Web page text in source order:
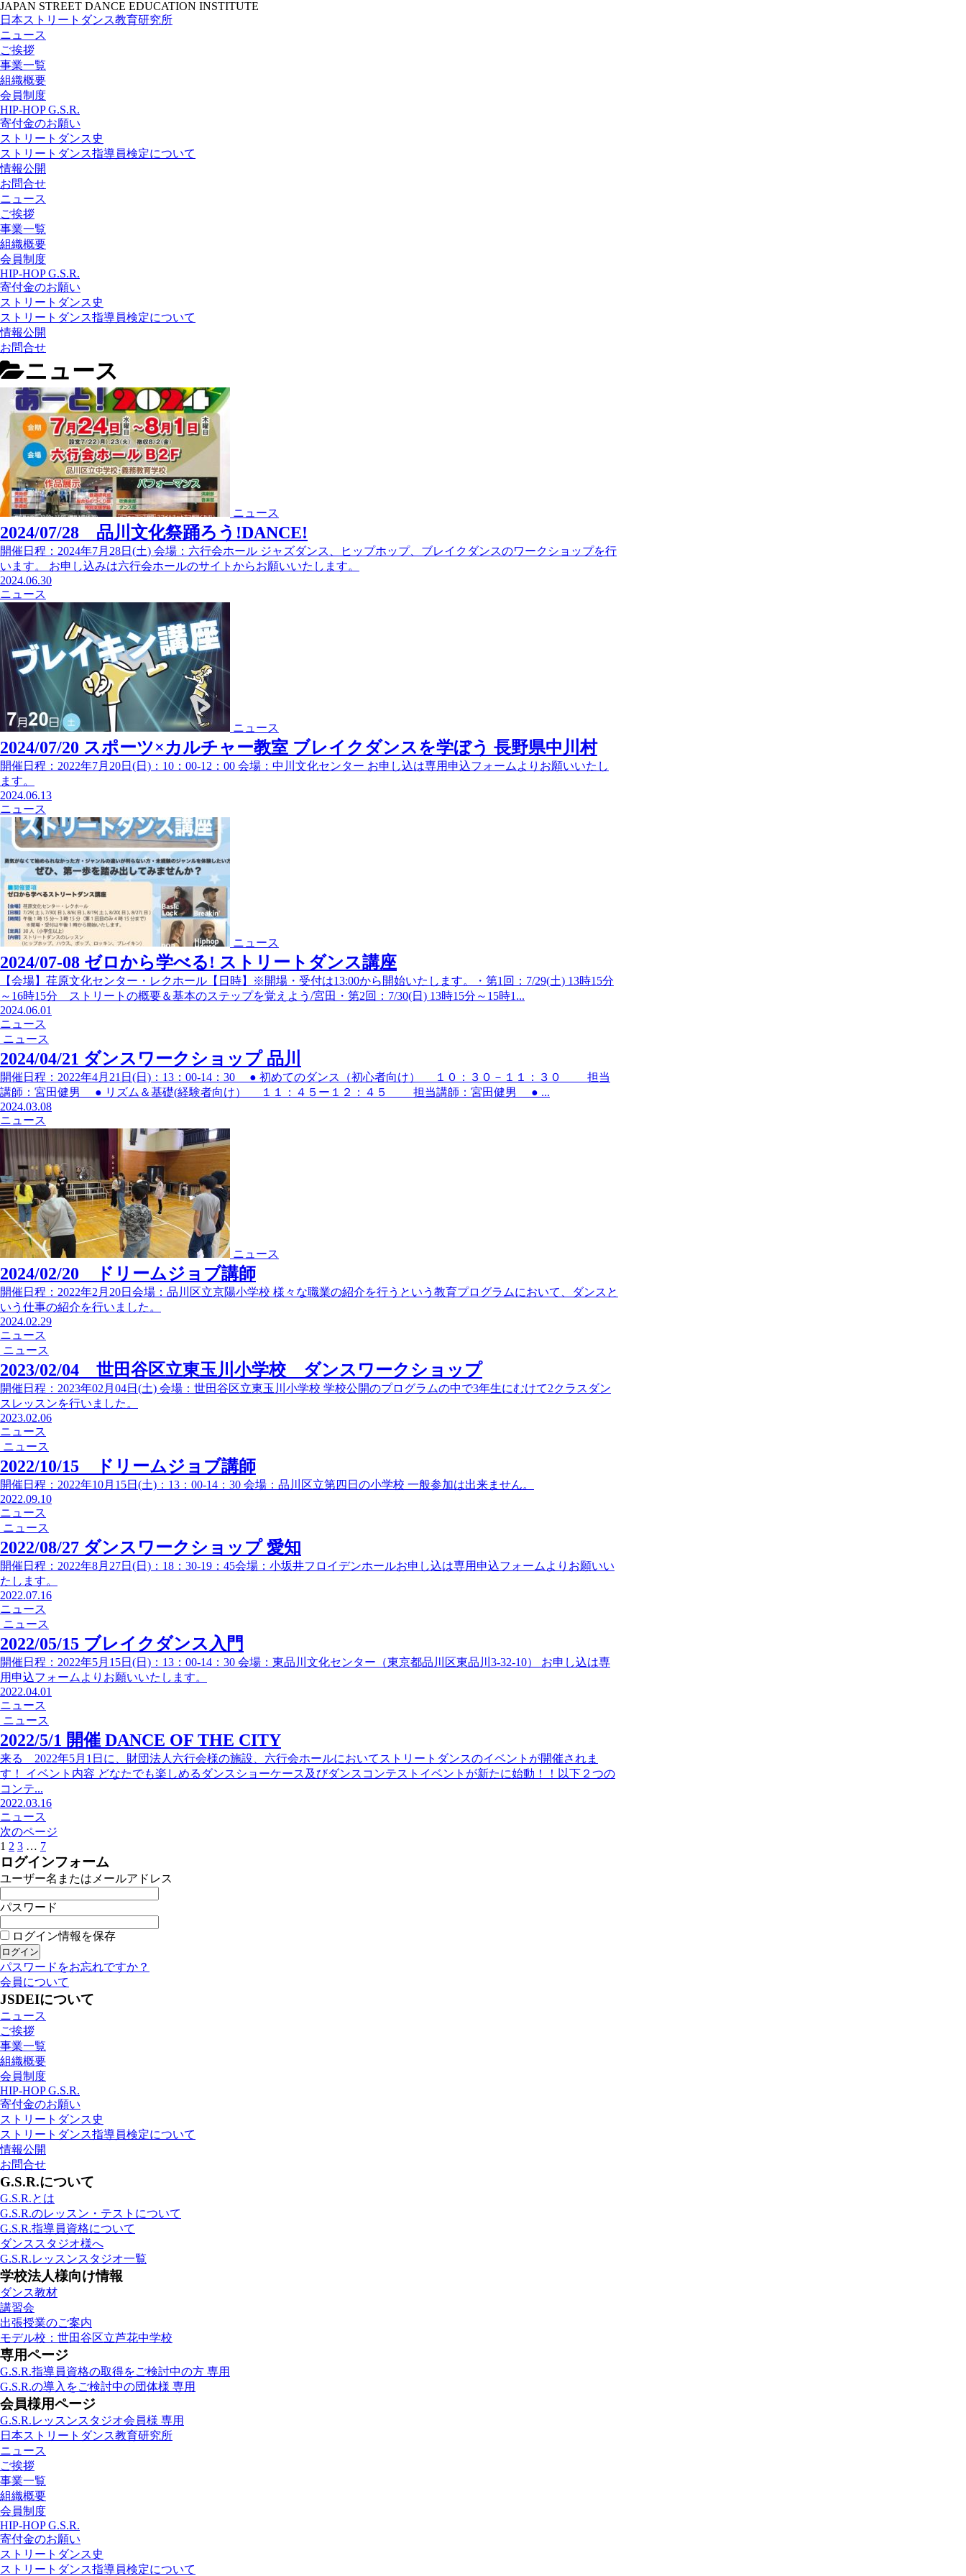
JAPAN STREET DANCE EDUCATION INSTITUTE
日本ストリートダンス教育研究所
ニュース
ご挨拶
事業一覧
組織概要
会員制度
HIP-HOP G.S.R.
寄付金のお願い
ストリートダンス史
ストリートダンス指導員検定について
情報公開
お問合せ
ニュース
ご挨拶
事業一覧
組織概要
会員制度
HIP-HOP G.S.R.
寄付金のお願い
ストリートダンス史
ストリートダンス指導員検定について
情報公開
お問合せ
ニュース
ニュース
2024/07/28 品川文化祭踊ろう!DANCE!
開催日程：2024年7月28日(土) 会場：六行会ホール ジャズダンス、ヒップホップ、ブレイクダンスのワークショップを行
います。 お申し込みは六行会ホールのサイトからお願いいたします。
2024.06.30
ニュース
ニュース
2024/07/20 スポーツ×カルチャー教室 ブレイクダンスを学ぼう 長野県中川村
開催日程：2022年7月20日(日)：10：00-12：00 会場：中川文化センター お申し込は専用申込フォームよりお願いいたし
ます。
2024.06.13
ニュース
ニュース
2024/07-08 ゼロから学べる! ストリートダンス講座
【会場】荏原文化センター・レクホール【日時】※開場・受付は13:00から開始いたします。・第1回：7/29(土) 13時15分
～16時15分 ストリートの概要＆基本のステップを覚えよう/宮田・第2回：7/30(日) 13時15分～15時1...
2024.06.01
ニュース
ニュース
2024/04/21 ダンスワークショップ 品川
開催日程：2022年4月21日(日)：13：00-14：30 ● 初めてのダンス（初心者向け） １０：３０－１１：３０ 担当
講師：宮田健男 ● リズム＆基礎(経験者向け） １１：４５ー１２：４５ 担当講師：宮田健男 ● ...
2024.03.08
ニュース
ニュース
2024/02/20 ドリームジョブ講師
開催日程：2022年2月20日会場：品川区立京陽小学校 様々な職業の紹介を行うという教育プログラムにおいて、ダンスと
いう仕事の紹介を行いました。
2024.02.29
ニュース
ニュース
2023/02/04 世田谷区立東玉川小学校 ダンスワークショップ
開催日程：2023年02月04日(土) 会場：世田谷区立東玉川小学校 学校公開のプログラムの中で3年生にむけて2クラスダン
スレッスンを行いました。
2023.02.06
ニュース
ニュース
2022/10/15 ドリームジョブ講師
開催日程：2022年10月15日(土)：13：00-14：30 会場：品川区立第四日の小学校 一般参加は出来ません。
2022.09.10
ニュース
ニュース
2022/08/27 ダンスワークショップ 愛知
開催日程：2022年8月27日(日)：18：30-19：45会場：小坂井フロイデンホールお申し込は専用申込フォームよりお願いい
たします。
2022.07.16
ニュース
ニュース
2022/05/15 ブレイクダンス入門
開催日程：2022年5月15日(日)：13：00-14：30 会場：東品川文化センター（東京都品川区東品川3-32-10） お申し込は専
用申込フォームよりお願いいたします。
2022.04.01
ニュース
ニュース
2022/5/1 開催 DANCE OF THE CITY
来る 2022年5月1日に、財団法人六行会様の施設、六行会ホールにおいてストリートダンスのイベントが開催されま
す！ イベント内容 どなたでも楽しめるダンスショーケース及びダンスコンテストイベントが新たに始動！！以下２つの
コンテ...
2022.03.16
ニュース
次のページ
1 2 3 … 7
ログインフォーム
ユーザー名またはメールアドレス
パスワード
ログイン情報を保存
パスワードをお忘れですか？
会員について
JSDEIについて
ニュース
ご挨拶
事業一覧
組織概要
会員制度
HIP-HOP G.S.R.
寄付金のお願い
ストリートダンス史
ストリートダンス指導員検定について
情報公開
お問合せ
G.S.R.について
G.S.R.とは
G.S.R.のレッスン・テストについて
G.S.R.指導員資格について
ダンススタジオ様へ
G.S.R.レッスンスタジオ一覧
学校法人様向け情報
ダンス教材
講習会
出張授業のご案内
モデル校：世田谷区立芦花中学校
専用ページ
G.S.R.指導員資格の取得をご検討中の方 専用
G.S.R.の導入をご検討中の団体様 専用
会員様用ページ
G.S.R.レッスンスタジオ会員様 専用
日本ストリートダンス教育研究所
ニュース
ご挨拶
事業一覧
組織概要
会員制度
HIP-HOP G.S.R.
寄付金のお願い
ストリートダンス史
ストリートダンス指導員検定について